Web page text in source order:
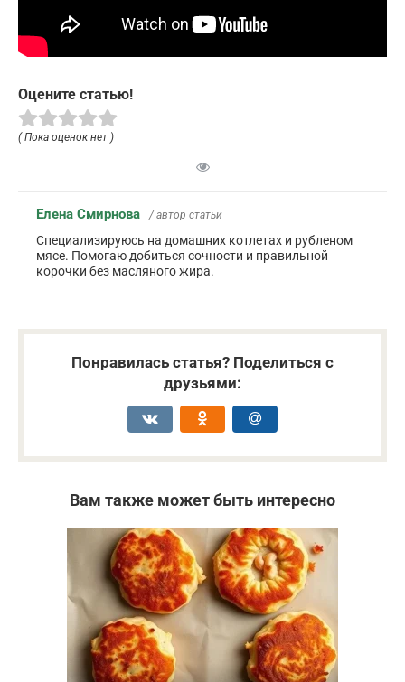
Оцените статью!
( Пока оценок нет )
Елена Смирнова / автор статьи
Специализируюсь на домашних котлетах и рубленом
мясе. Помогаю добиться сочности и правильной
корочки без масляного жира.
Понравилась статья? Поделиться с
друзьями:
Вам также может быть интересно